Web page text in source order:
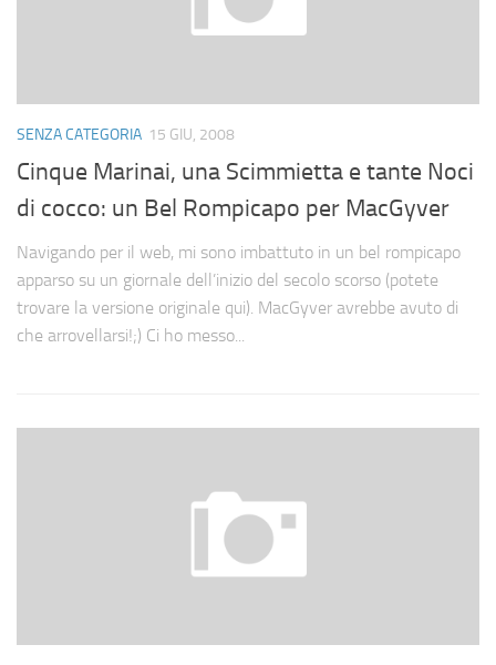
SENZA CATEGORIA 15 GIU, 2008
Cinque Marinai, una Scimmietta e tante Noci
di cocco: un Bel Rompicapo per MacGyver
Navigando per il web, mi sono imbattuto in un bel rompicapo
apparso su un giornale dell’inizio del secolo scorso (potete
trovare la versione originale qui). MacGyver avrebbe avuto di
che arrovellarsi!;) Ci ho messo...